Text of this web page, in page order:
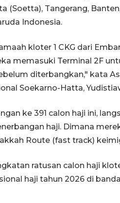
(Soetta), Tangerang,
Indonesia.
kloter 1 CKG dari
memasuki Terminal 2F
diterbangkan," kata
Soekarno-Hatta,
ke 391 calon haji ini,
haji. Dimana
Route (fast track)
ratusan calon haji
haji tahun 2026 di